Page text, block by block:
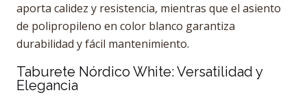
aporta calidez y resistencia, mientras que el asiento
de polipropileno en color blanco garantiza
durabilidad y fácil mantenimiento.
Taburete Nórdico White: Versatilidad y
Elegancia